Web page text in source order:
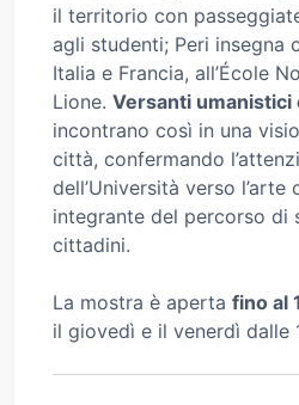
il territorio con
agli studenti; Peri insegna
Italia e Francia, all’École
Lione. Versanti umanistici
incontrano così in una
città, confermando
dell’Università verso l’arte
integrante del percorso di
cittadini.
La mostra è aperta fino al
il giovedì e il venerdì dalle